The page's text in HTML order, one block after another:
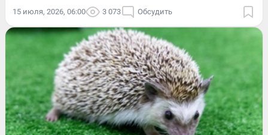
15 июля, 2026, 06:00 3 073 Обсудить